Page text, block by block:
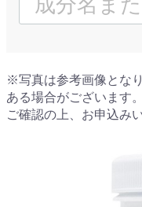
※写真は参考画像とな
ある場合がございます
ご確認の上、お申込み